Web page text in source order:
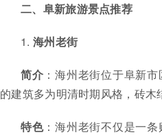
二、阜新旅游景点推荐
1. 海州老街
简介 ：海州老街位于阜新
的建筑多为明清时期风格，砖木
特色：海州老街不仅是一